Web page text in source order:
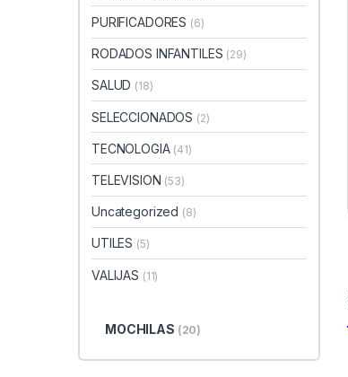
PURIFICADORES (6)
RODADOS INFANTILES (29)
SALUD (18)
SELECCIONADOS (2)
TECNOLOGIA (41)
TELEVISION (53)
Uncategorized (8)
UTILES (5)
VALIJAS (11)
MOCHILAS (20)